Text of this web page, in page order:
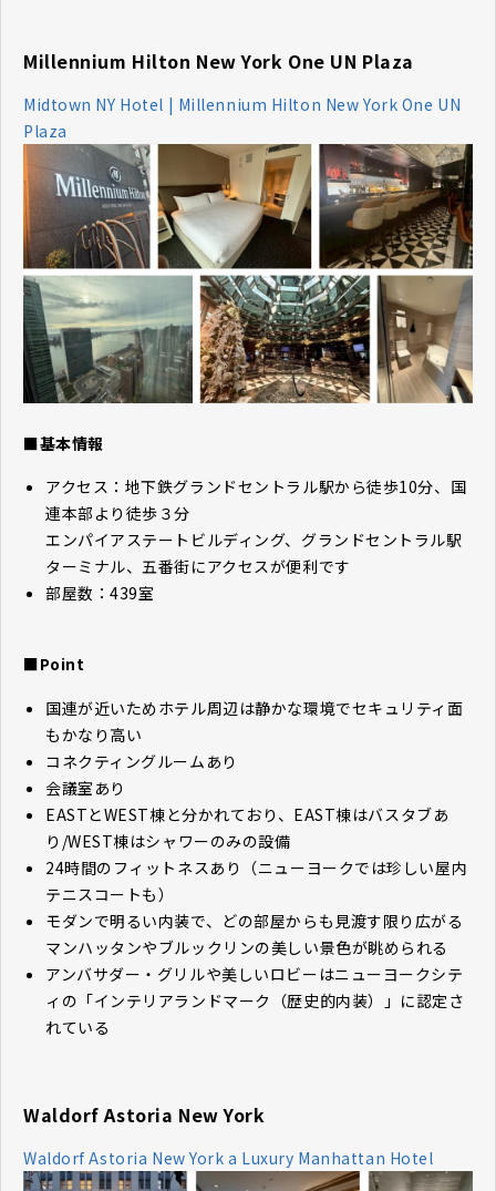
Millennium Hilton New York One UN Plaza
Midtown NY Hotel | Millennium Hilton New York One UN
Plaza
■基本情報
アクセス：地下鉄グランドセントラル駅から徒歩10分、国
連本部より徒歩３分
エンパイアステートビルディング、グランドセントラル駅
ターミナル、五番街にアクセスが便利です
部屋数：439室
■Point
国連が近いためホテル周辺は静かな環境でセキュリティ面
もかなり高い
コネクティングルームあり
会議室あり
EASTとWEST棟と分かれており、EAST棟はバスタブあ
り/WEST棟はシャワーのみの設備
24時間のフィットネスあり（ニューヨークでは珍しい屋内
テニスコートも）
モダンで明るい内装で、どの部屋からも見渡す限り広がる
マンハッタンやブルックリンの美しい景色が眺められる
アンバサダー・グリルや美しいロビーはニューヨークシテ
ィの「インテリアランドマーク（歴史的内装）」に認定さ
れている
Waldorf Astoria New York
Waldorf Astoria New York a Luxury Manhattan Hotel